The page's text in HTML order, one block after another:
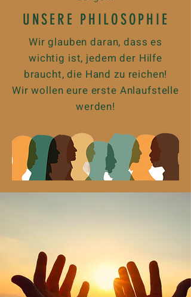
UNSERE PHILOSOPHIE
Wir glauben daran, dass es
wichtig ist, jedem der Hilfe
braucht, die Hand zu reichen!
Wir wollen eure erste Anlaufstelle
werden!